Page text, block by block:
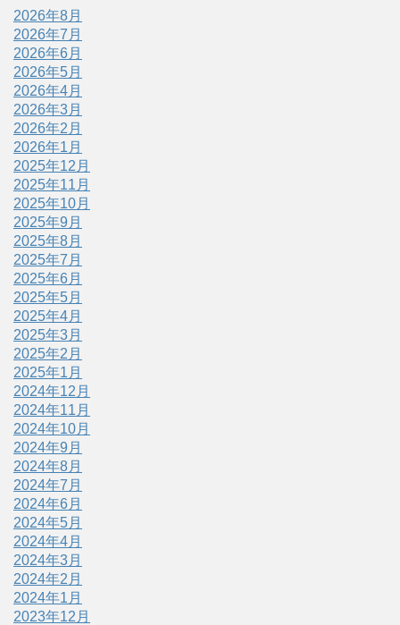
2026年8月
2026年7月
2026年6月
2026年5月
2026年4月
2026年3月
2026年2月
2026年1月
2025年12月
2025年11月
2025年10月
2025年9月
2025年8月
2025年7月
2025年6月
2025年5月
2025年4月
2025年3月
2025年2月
2025年1月
2024年12月
2024年11月
2024年10月
2024年9月
2024年8月
2024年7月
2024年6月
2024年5月
2024年4月
2024年3月
2024年2月
2024年1月
2023年12月